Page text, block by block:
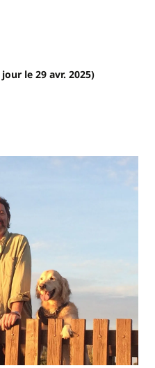
le 29 avr. 2025)